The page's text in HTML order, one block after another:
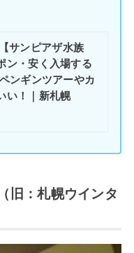
【サンピアザ水族
ン・安く入場する
ンギンツアーやカ
い！｜新札幌
旧：札幌ウインタ